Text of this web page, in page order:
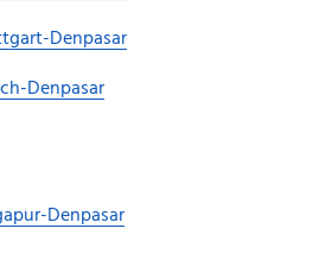
Denpasar
Denpasar
Denpasar